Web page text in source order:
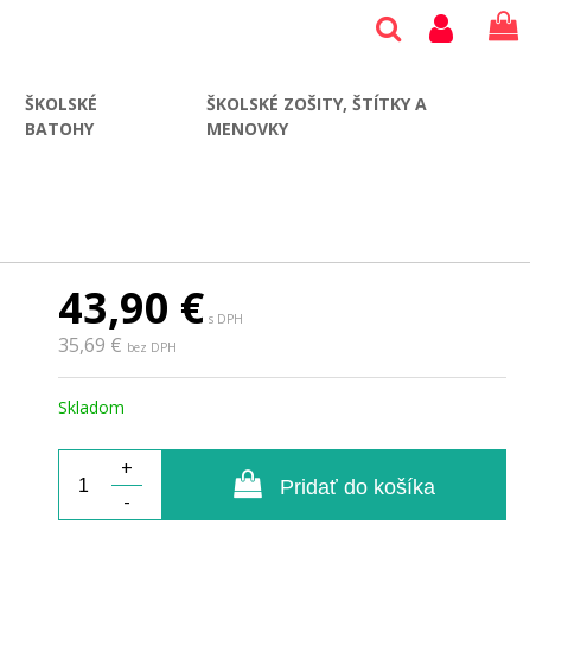
ŠKOLSKÉ
BATOHY
ŠKOLSKÉ ZOŠITY, ŠTÍTKY A
MENOVKY
43,90 € s DPH
35,69 € bez DPH
Skladom
+
-
Pridať do košíka